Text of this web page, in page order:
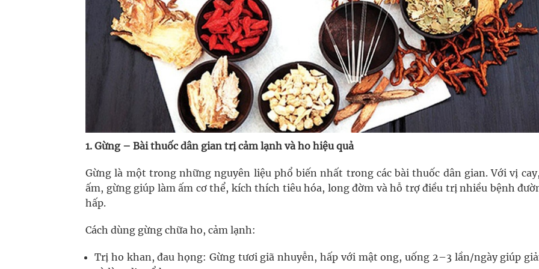
1. Gừng – Bài thuốc dân gian trị cảm lạnh và ho hiệu quả
Gừng là một trong những nguyên liệu phổ biến nhất trong các bài thuốc dân gian. Với vị
ấm, gừng giúp làm ấm cơ thể, kích thích tiêu hóa, long đờm và hỗ trợ điều trị nhiều bệnh
hấp.
Cách dùng gừng chữa ho, cảm lạnh:
Trị ho khan, đau họng: Gừng tươi giã nhuyễn, hấp với mật ong, uống 2–3 lần/ngày giúp